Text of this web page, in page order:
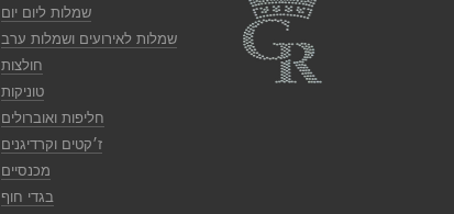
שמלות ליום יום
שמלות לאירועים ושמלות ערב
חולצות
טוניקות
חליפות ואוברולים
ז׳קטים וקרדיגנים
מכנסיים
בגדי חוף